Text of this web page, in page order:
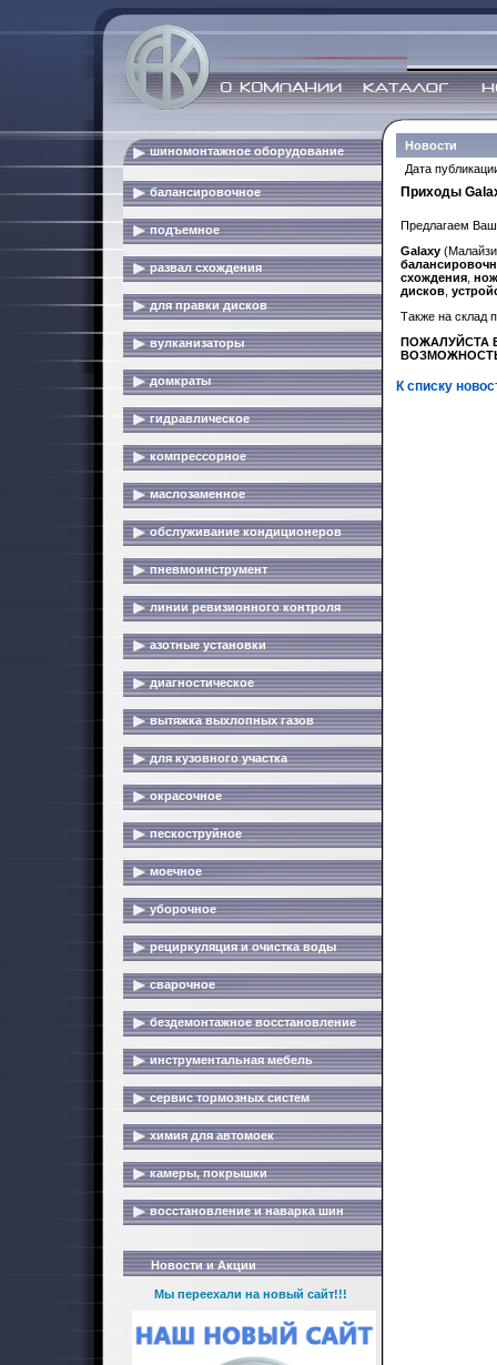
шиномонтажное оборудование
балансировочное
подъемное
развал схождения
для правки дисков
вулканизаторы
домкраты
гидравлическое
компрессорное
маслозаменное
обслуживание кондиционеров
пневмоинструмент
линии ревизионного контроля
азотные установки
диагностическое
вытяжка выхлопных газов
для кузовного участка
окрасочное
пескоструйное
моечное
уборочное
рециркуляция и очистка воды
сварочное
бездемонтажное восстановление
инструментальная мебель
сервис тормозных систем
химия для автомоек
камеры, покрышки
восстановление и наварка шин
Новости и Акции
Мы переехали на новый сайт!!!
Новости
Дата
Приходы
Предлагаем
Galaxy
схождения
дисков
Также на склад
ПОЖАЛУЙСТА
К списку